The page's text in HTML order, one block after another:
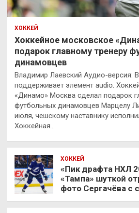
ХОККЕЙ
Хоккейное московское
подарок главному тренеру
динамовцев
Владимир Лаевский Аудио-версия:
поддерживает элемент audio.
«Динамо» Москва сделал подарок
футбольных динамовцев Марцелу
июля, чешскому наставнику
Хоккейная…
ХОККЕЙ
«Пик драфта НХЛ
«Тампа» шуткой
фото Сергачёва с